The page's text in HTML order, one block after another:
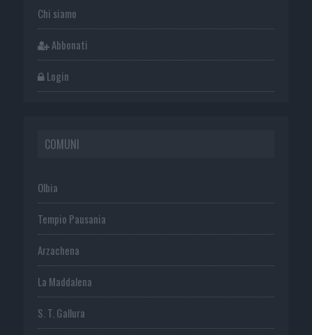
Chi siamo
Abbonati
Login
COMUNI
Olbia
Tempio Pausania
Arzachena
La Maddalena
S. T. Gallura